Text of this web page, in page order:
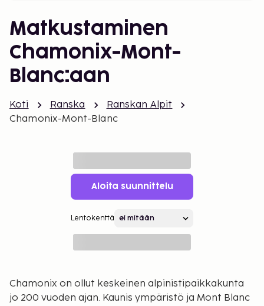
Matkustaminen
Chamonix-Mont-
Blanc:aan
Koti Ranska
Ranskan Alpit
Chamonix-Mont-Blanc
Aloita suunnittelu
Lentokenttä
Chamonix on ollut keskeinen alpinistipaikkakunta
jo 200 vuoden ajan. Kaunis ympäristö ja Mont Blanc